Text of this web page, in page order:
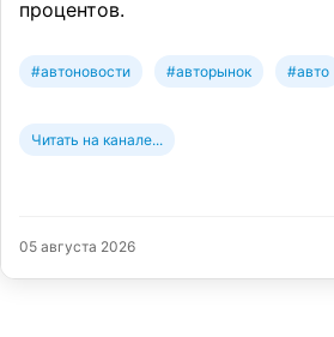
процентов.
#автоновости #авторынок #авто
Читать на канале...
05 августа 2026